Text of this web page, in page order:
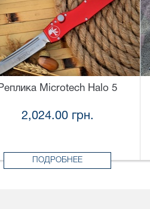
Реплика Microtech Halo 5
2,024.00 грн.
ПОДРОБНЕЕ